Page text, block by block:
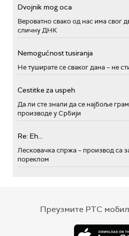
Dvojnik mog oca
Вероватно свако од нас има свог
сличну ДНК
Nemogućnost tusiranja
Не туширате се сваког дана – не
Cestitke za uspeh
Да ли сте знали да се најбоље
производе у Србији
Re: Eh...
Лесковачка спржа – производ са
пореклом
Преузмите РТС